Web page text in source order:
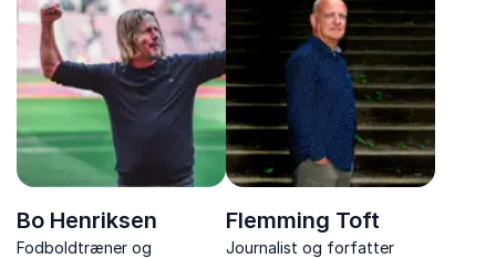
leverer humor, passion og
uforglemmelige anekdoter
fra sin legendariske karriere.
formidler fodboldens
historie og nutid med
indsigt, passion og
personlige oplevelser.
Bo Henriksen
Fodboldtræner og
Flemming Toft
Journalist og forfatter